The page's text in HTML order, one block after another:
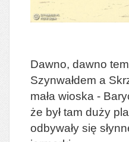
Dawno, dawno
Szynwałdem a
mała wioska -
że był tam duży
odbywały się